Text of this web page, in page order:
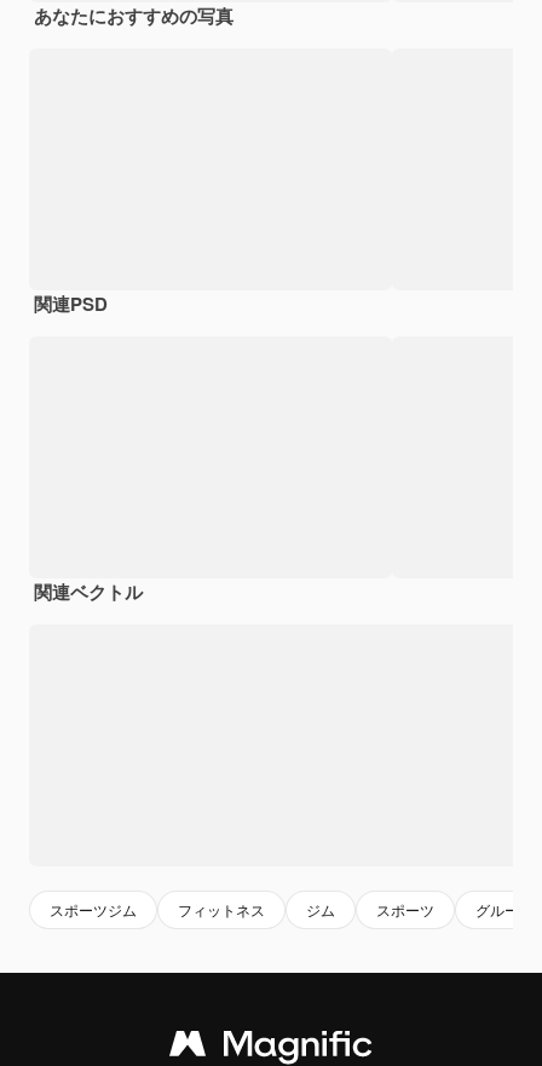
あなたにおすすめの写真
関連PSD
関連ベクトル
スポーツジム フィットネス ジム スポーツ グループ